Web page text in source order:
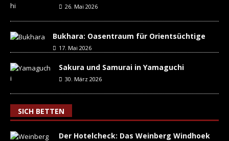
26. Mai 2026
Bukhara: Oasentraum für Orientsüchtige
17. Mai 2026
Sakura und Samurai in Yamaguchi
30. März 2026
SICH BETTEN
Der Hotelcheck: Das Weinberg Windhoek